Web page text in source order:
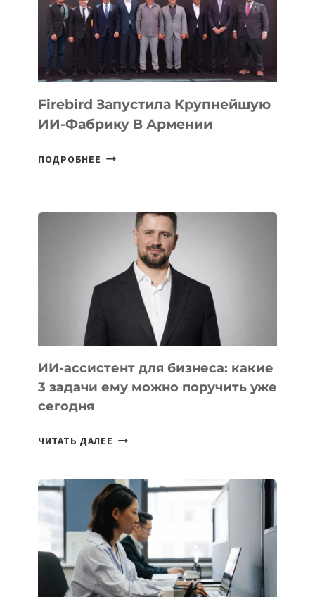
МЕСТО
НА
МЕЖДУНАРОДНОЙ
ОЛИМПИАДЕ
ПО
ИИ
Firebird Запустила Крупнейшую
ИИ-Фабрику В Армении
ПОДРОБНЕЕ FIREBIRD
ФАБРИКУ
АРМЕНИИ
ИИ-ассистент для бизнеса: какие
3 задачи ему можно поручить уже
сегодня
ЧИТАТЬ ДАЛЕЕ ИИ-
БИЗНЕСА:
КАКИЕ
3
ЗАДАЧИ
ЕМУ
МОЖНО